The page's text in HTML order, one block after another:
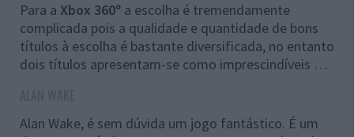
Para a Xbox 360º a escolha é tremendamente
complicada pois a qualidade e quantidade de bons
títulos à escolha é bastante diversificada, no entanto
dois títulos apresentam-se como imprescindíveis …
Alan Wake, é sem dúvida um jogo fantástico. É um